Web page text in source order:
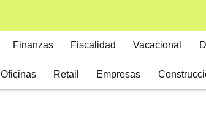
Oficinas Retail Empresas
Finanzas Fiscalidad Vacacional